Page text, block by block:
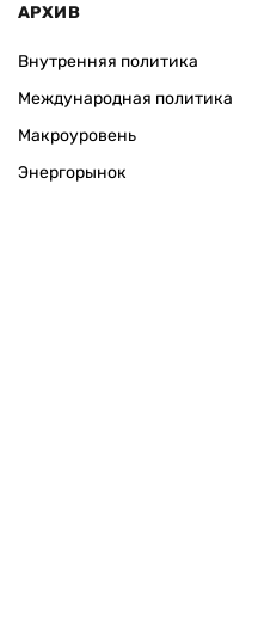
АРХИВ
Внутренняя политика
Международная политика
Макроуровень
Энергорынок